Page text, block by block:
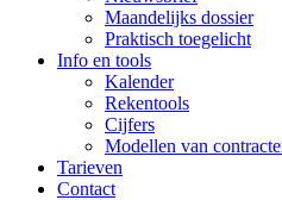
Maandelijks dossier
Praktisch toegelicht
Info en tools
Kalender
Rekentools
Cijfers
Modellen van
Tarieven
Contact